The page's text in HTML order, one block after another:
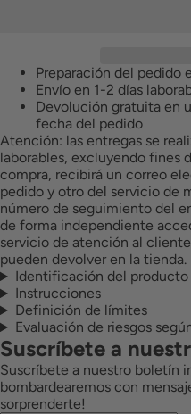
Preparación del pedido
Envío en 1-2 días
Devolución gratuita en
fecha del pedido
Atención: las entregas se
laborables, excluyendo fines
compra, recibirá un correo
pedido y otro del servicio de
número de seguimiento del
de forma independiente
servicio de atención al
pueden devolver en la tienda.
Identificación del producto
Instrucciones
Definición de límites
Evaluación de riesgos
Suscríbete a
Suscríbete a nuestro boletín
bombardearemos con
sorprenderte!